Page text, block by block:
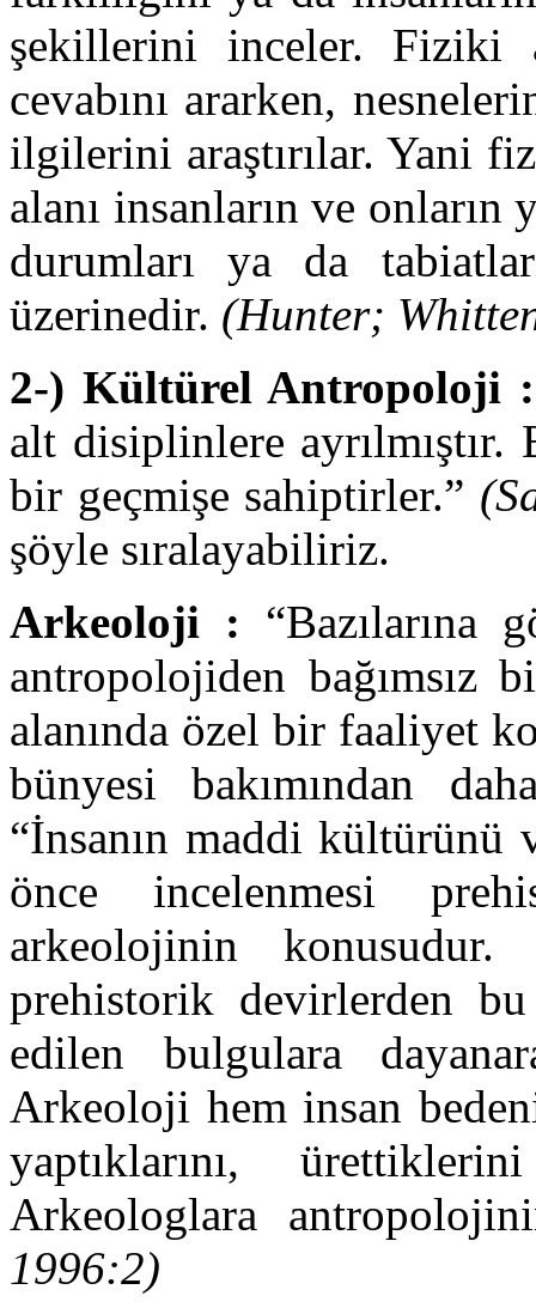
şekillerini inceler. Fiziki
cevabını ararken,
ilgilerini araştırılar. Yani
alanı insanların ve onların
durumları ya da
üzerinedir. (Hunter;
2-) Kültürel Antropoloji :
alt disiplinlere
bir geçmişe sahiptirler.”
şöyle sıralayabiliriz.
Arkeoloji : “Bazılarına
antropolojiden
alanında özel bir faaliyet
bünyesi bakımından
“İnsanın maddi kültürünü
önce incelenmesi
arkeolojinin
prehistorik devirlerden
edilen bulgulara
Arkeoloji hem insan
yaptıklarını,
Arkeologlara
1996:2)